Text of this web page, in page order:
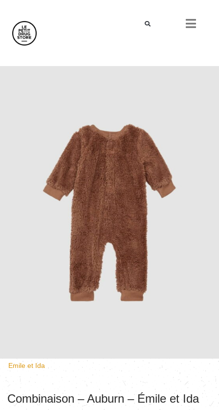
Emile et Ida
Combinaison – Auburn – Émile et Ida